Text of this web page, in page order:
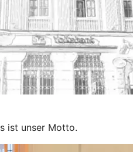
ist unser Motto.